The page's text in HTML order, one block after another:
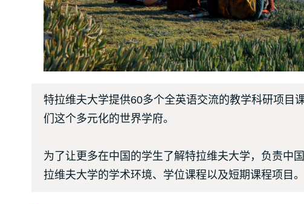
特拉维夫大学提供60多个全英语交流的教学科研项目
们这个多元化的世界学府。
为了让更多在中国的学生了解特拉维夫大学，负责中
拉维夫大学的学术环境、学位课程以及短期课程项目。